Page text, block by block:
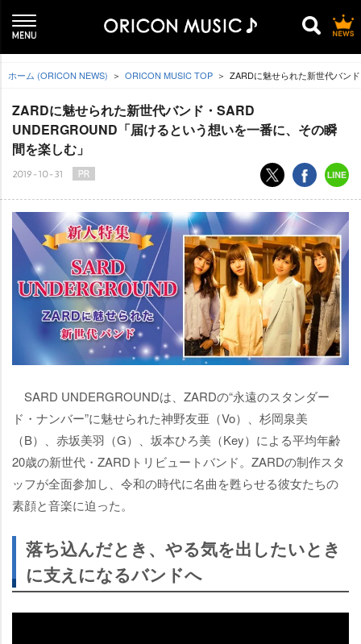
ホーム (ORICON NEWS) ORICON MUSIC TOP ZARDに魅せられた新世代バン
ZARDに魅せられた新世代バンド・SARD
UNDERGROUND「届けるという想いを一番に、その瞬
間を楽しむ」
2019-10-31
SARD UNDERGROUNDは、ZARDの“永遠のスタンダー
ド・ナンバー”に魅せられた神野友亜（Vo）、杉岡泉美
（B）、赤坂美羽（G）、坂本ひろ美（Key）による平均年齢
20歳の新世代・ZARDトリビュートバンド。ZARDの制作スタ
ッフが全面参加し、令和の時代に名曲を甦らせる彼女たちの
素顔と音楽に迫った。
落ち込んだとき、やる気を出したいとき
に支えになるバンドへ